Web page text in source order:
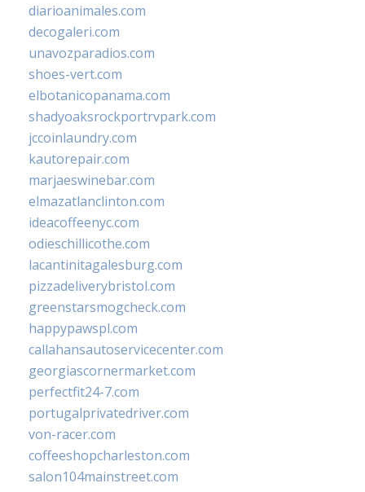
diarioanimales.com
decogaleri.com
unavozparadios.com
shoes-vert.com
elbotanicopanama.com
shadyoaksrockportrvpark.com
jccoinlaundry.com
kautorepair.com
marjaeswinebar.com
elmazatlanclinton.com
ideacoffeenyc.com
odieschillicothe.com
lacantinitagalesburg.com
pizzadeliverybristol.com
greenstarsmogcheck.com
happypawspl.com
callahansautoservicecenter.com
georgiascornermarket.com
perfectfit24-7.com
portugalprivatedriver.com
von-racer.com
coffeeshopcharleston.com
salon104mainstreet.com